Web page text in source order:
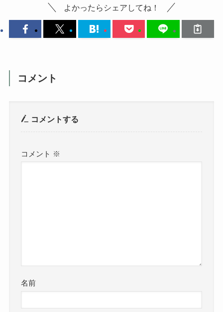
よかったらシェアしてね！
コメント
コメントする
コメント ※
名前